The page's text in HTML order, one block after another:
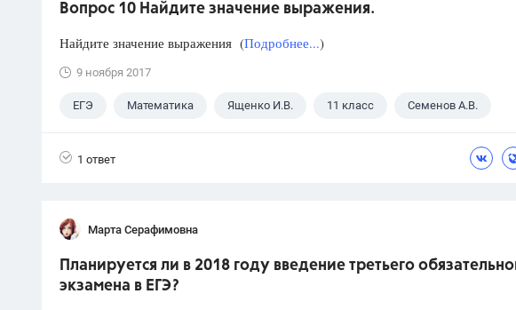
Вопрос 10 Найдите значение выражения.
Найдите значение выражения (Подробнее...)
9 ноября 2017
ЕГЭ Математика Ященко И.В. 11 класс Семенов А.В.
1 ответ
Марта Серафимовна
Планируется ли в 2018 году введение третьего
экзамена в ЕГЭ?